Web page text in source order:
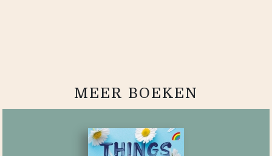
MEER BOEKEN